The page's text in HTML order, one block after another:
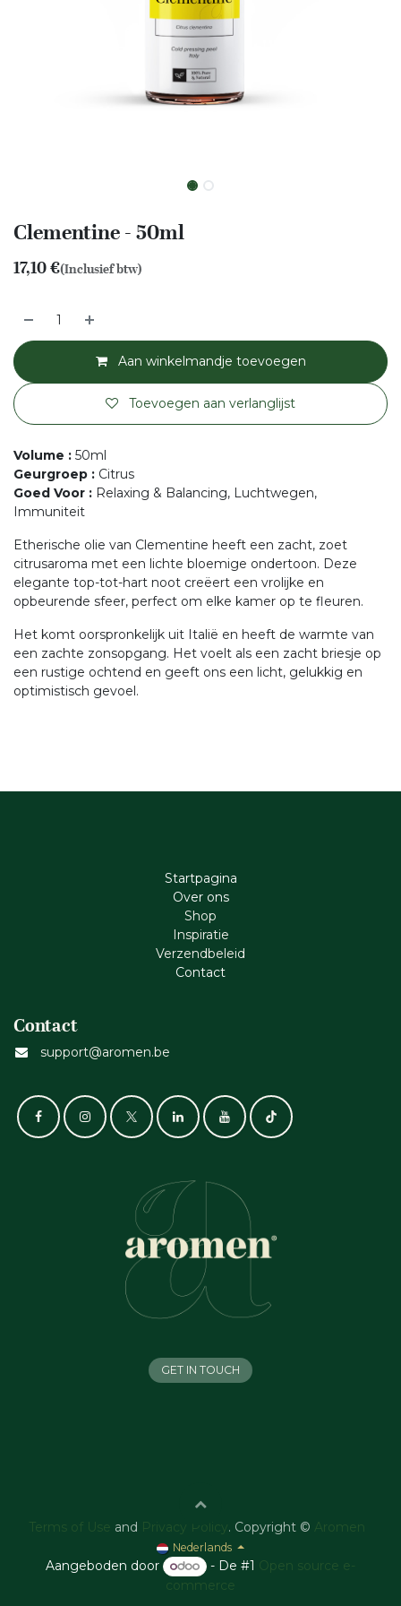
Clementine - 50ml
17,10€(Inclusief btw)
Aan winkelmandje toevoegen
Toevoegen aan verlanglijst
Volume : 50ml
Geurgroep : Citrus
Goed Voor : Relaxing & Balancing, Luchtwegen,
Immuniteit
Etherische olie van Clementine heeft een zacht, zoet
citrusaroma met een lichte bloemige ondertoon. Deze
elegante top-tot-hart noot creëert een vrolijke en
opbeurende sfeer, perfect om elke kamer op te fleuren.
Het komt oorspronkelijk uit Italië en heeft de warmte van
een zachte zonsopgang. Het voelt als een zacht briesje op
een rustige ochtend en geeft ons een licht, gelukkig en
optimistisch gevoel.
Startpagina
Ove​r​ ons
Shop
Inspiratie
Verzendbeleid
Cont​act
Contact
support@aromen.be
GET IN TOUCH
Terms of Use and Privacy Policy . Copyright © Aromen
Nederlands
Aangeboden door - De #1 Open source e-
commerce